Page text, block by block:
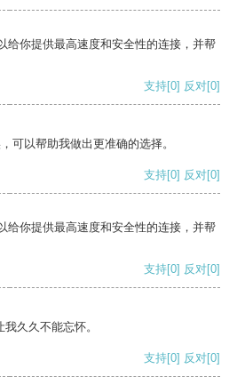
给你提供最高速度和安全性的连接，并帮
支持[0] 反对[0]
可以帮助我做出更准确的选择。
支持[0] 反对[0]
给你提供最高速度和安全性的连接，并帮
支持[0] 反对[0]
久久不能忘怀。
支持[0] 反对[0]